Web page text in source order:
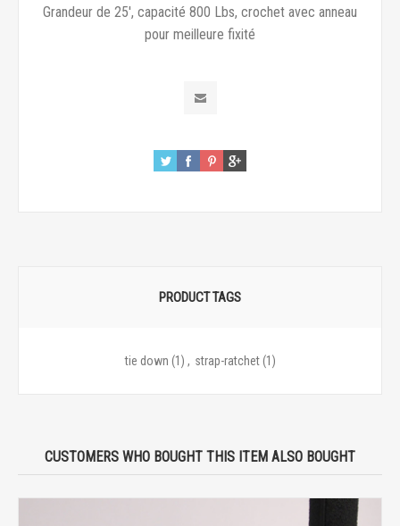
Grandeur de 25', capacité 800 Lbs, crochet avec anneau
pour meilleure fixité
PRODUCT TAGS
tie down (1) , strap-ratchet (1)
CUSTOMERS WHO BOUGHT THIS ITEM ALSO BOUGHT